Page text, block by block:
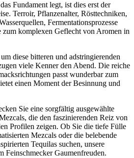
Fundament legt, ist dies erst der
Terroir, Pflanzenalter, Rösttechniken,
Fermentationsprozesse
zum komplexen Geflecht von Aromen in
diese bitteren und adstringierenden
viele Kenner den Abend. Die reiche
passt wunderbar zum
einen Moment der Besinnung und
Sie eine sorgfältig ausgewählte
die den faszinierenden Reiz von
Profilen zeigen. Ob Sie die tiefe Fülle
Mezcals oder die belebende
Tequilas suchen, unsere
Feinschmecker Gaumenfreuden.